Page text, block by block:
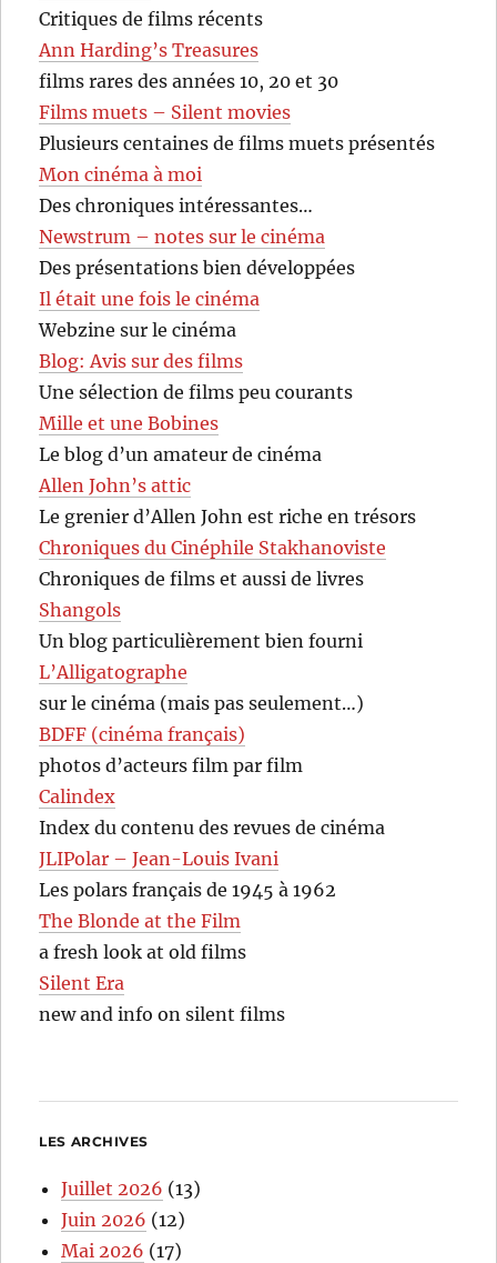
Critiques de films récents
Ann Harding’s Treasures
films rares des années 10, 20 et 30
Films muets – Silent movies
Plusieurs centaines de films muets présentés
Mon cinéma à moi
Des chroniques intéressantes…
Newstrum – notes sur le cinéma
Des présentations bien développées
Il était une fois le cinéma
Webzine sur le cinéma
Blog: Avis sur des films
Une sélection de films peu courants
Mille et une Bobines
Le blog d’un amateur de cinéma
Allen John’s attic
Le grenier d’Allen John est riche en trésors
Chroniques du Cinéphile Stakhanoviste
Chroniques de films et aussi de livres
Shangols
Un blog particulièrement bien fourni
L’Alligatographe
sur le cinéma (mais pas seulement…)
BDFF (cinéma français)
photos d’acteurs film par film
Calindex
Index du contenu des revues de cinéma
JLIPolar – Jean-Louis Ivani
Les polars français de 1945 à 1962
The Blonde at the Film
a fresh look at old films
Silent Era
new and info on silent films
LES ARCHIVES
Juillet 2026 (13)
Juin 2026 (12)
Mai 2026 (17)